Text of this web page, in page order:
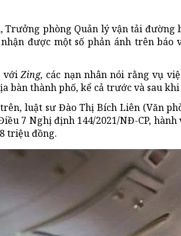
Trưởng phòng Quản lý vận tải đường
được một số phản ánh trên
vớiZing, các nạn nhân nói rằng vụ
bàn thành phố, kể cả trước và sau
luật sư Đào Thị Bích Liên (Văn
7 Nghị định 144/2021/NĐ-CP,
triệu đồng.